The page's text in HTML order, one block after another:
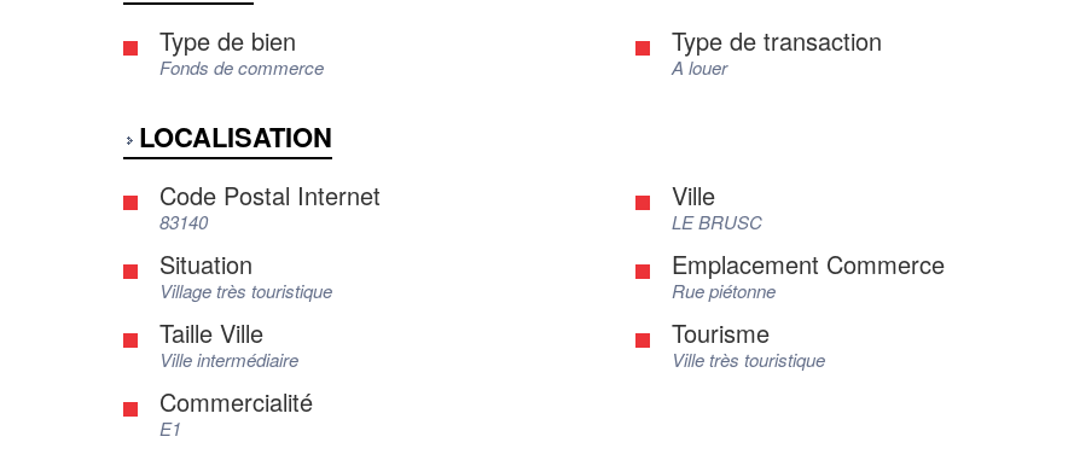
Type de bien
Fonds de commerce
Type de transaction
A louer
LOCALISATION
Code Postal Internet
83140
Ville
LE BRUSC
Situation
Village très touristique
Emplacement Commerce
Rue piétonne
Taille Ville
Ville intermédiaire
Tourisme
Ville très touristique
Commercialité
E1